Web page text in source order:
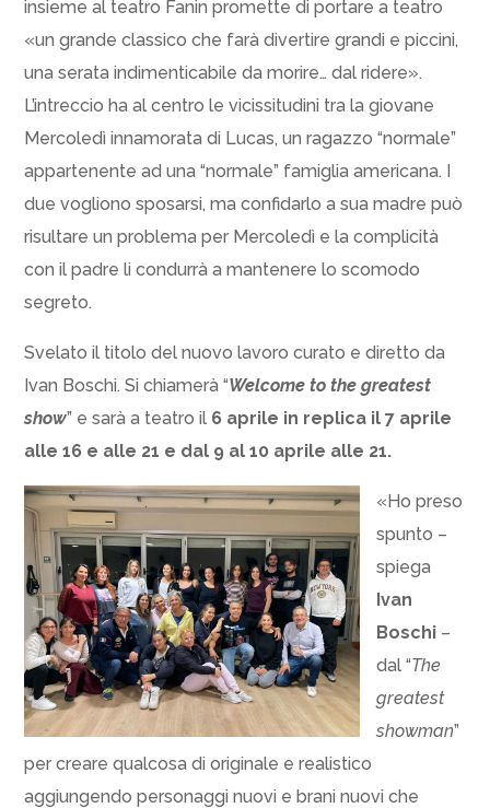
insieme al teatro Fanin promette di portare a teatro
«un grande classico che farà divertire grandi e piccini,
una serata indimenticabile da morire… dal ridere».
L’intreccio ha al centro le vicissitudini tra la giovane
Mercoledì innamorata di Lucas, un ragazzo “normale”
appartenente ad una “normale” famiglia americana. I
due vogliono sposarsi, ma confidarlo a sua madre può
risultare un problema per Mercoledì e la complicità
con il padre li condurrà a mantenere lo scomodo
segreto.
Svelato il titolo del nuovo lavoro curato e diretto da
Ivan Boschi. Si chiamerà “Welcome to the greatest
show” e sarà a teatro il 6 aprile in replica il 7 aprile
alle 16 e alle 21 e dal 9 al 10 aprile alle 21.
«Ho preso
spunto –
spiega
Ivan
Boschi –
dal “The
greatest
showman”
per creare qualcosa di originale e realistico
aggiungendo personaggi nuovi e brani nuovi che